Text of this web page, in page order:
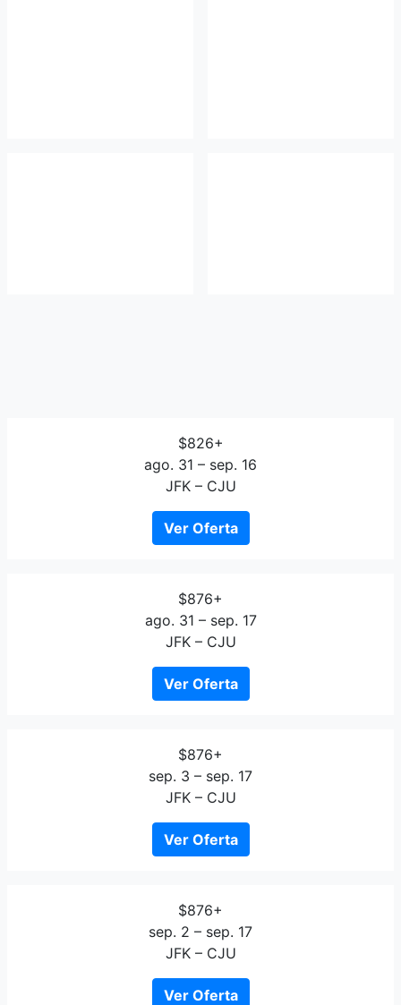
$826+
ago. 31 – sep. 16
JFK – CJU
Ver Oferta
$876+
ago. 31 – sep. 17
JFK – CJU
Ver Oferta
$876+
sep. 3 – sep. 17
JFK – CJU
Ver Oferta
$876+
sep. 2 – sep. 17
JFK – CJU
Ver Oferta